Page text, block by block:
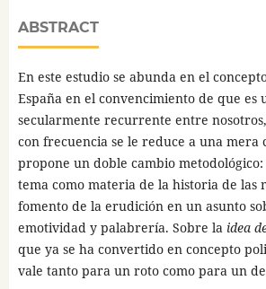
ABSTRACT
En este estudio se abunda en el
España en el convencimiento de que es
secularmente recurrente entre
con frecuencia se le reduce a una mera
propone un doble cambio
tema como materia de la historia de las
fomento de la erudición en un asunto
emotividad y palabrería. Sobre laidea
que ya se ha convertido en concepto
vale tanto para un roto como para un